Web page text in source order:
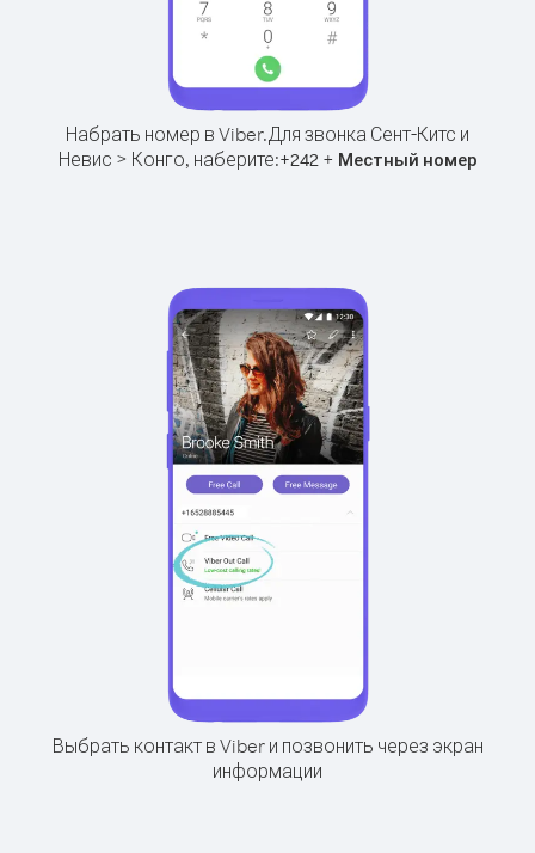
Набрать номер в Viber.Для звонка Сент-Китс и
Невис > Конго, наберите:+242+ Местный номер
Выбрать контакт в Viber и позвонить через экран
информации